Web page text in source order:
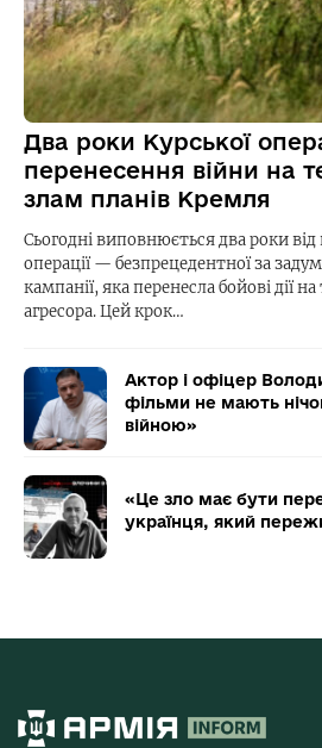
Два роки Курської
перенесення війни на
злам планів Кремля
Сьогодні виповнюється два роки від
операції — безпрецедентної за
кампанії, яка перенесла бойові дії
агресора. Цей крок…
Актор і офіцер
фільми не мають
війною»
«Це зло має бути
українця, який